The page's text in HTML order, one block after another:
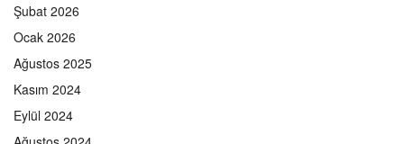
Şubat 2026
Ocak 2026
Ağustos 2025
Kasım 2024
Eylül 2024